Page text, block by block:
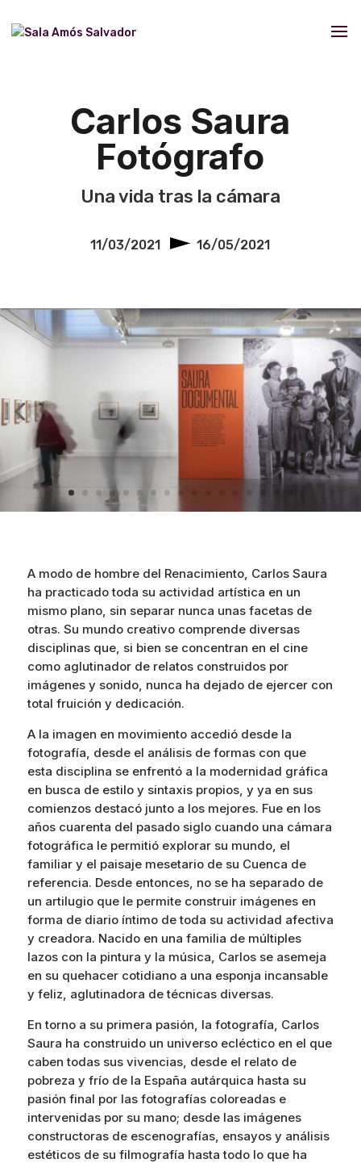
Carlos Saura
Fotógrafo
Una vida tras la cámara
11/03/2021 16/05/2021
A modo de hombre del Renacimiento, Carlos Saura
ha practicado toda su actividad artística en un
mismo plano, sin separar nunca unas facetas de
otras. Su mundo creativo comprende diversas
disciplinas que, si bien se concentran en el cine
como aglutinador de relatos construidos por
imágenes y sonido, nunca ha dejado de ejercer con
total fruición y dedicación.
A la imagen en movimiento accedió desde la
fotografía, desde el análisis de formas con que
esta disciplina se enfrentó a la modernidad gráfica
en busca de estilo y sintaxis propios, y ya en sus
comienzos destacó junto a los mejores. Fue en los
años cuarenta del pasado siglo cuando una cámara
fotográfica le permitió explorar su mundo, el
familiar y el paisaje mesetario de su Cuenca de
referencia. Desde entonces, no se ha separado de
un artilugio que le permite construir imágenes en
forma de diario íntimo de toda su actividad afectiva
y creadora. Nacido en una familia de múltiples
lazos con la pintura y la música, Carlos se asemeja
en su quehacer cotidiano a una esponja incansable
y feliz, aglutinadora de técnicas diversas.
En torno a su primera pasión, la fotografía, Carlos
Saura ha construido un universo ecléctico en el que
caben todas sus vivencias, desde el relato de
pobreza y frío de la España autárquica hasta su
pasión final por las fotografías coloreadas e
intervenidas por su mano; desde las imágenes
constructoras de escenografías, ensayos y análisis
estéticos de su filmografía hasta todo lo que ha